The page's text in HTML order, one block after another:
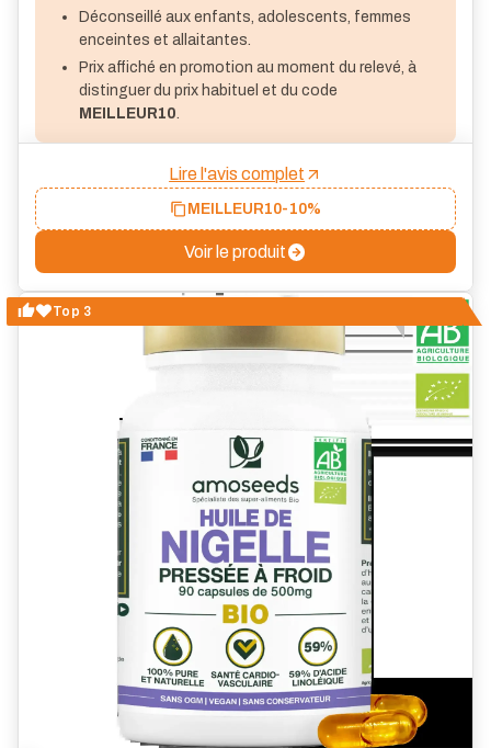
Déconseillé aux enfants, adolescents, femmes
enceintes et allaitantes.
Prix affiché en promotion au moment du relevé, à
distinguer du prix habituel et du code
MEILLEUR10.
Lire l'avis complet
MEILLEUR10-10%
Voir le produit
Top 3